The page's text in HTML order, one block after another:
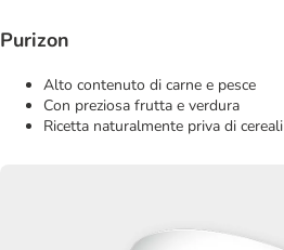
Purizon
Alto contenuto di carne e pesce
Con preziosa frutta e verdura
Ricetta naturalmente priva di cereali